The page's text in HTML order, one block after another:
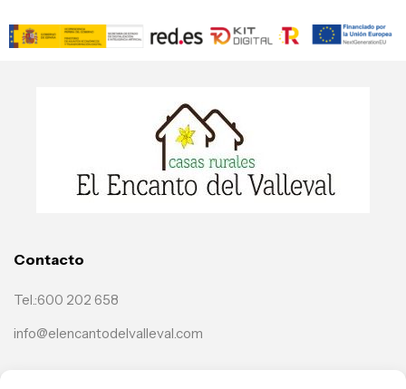
Contacto
Tel.:600 202 658
info@elencantodelvalleval.com